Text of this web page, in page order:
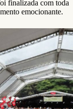
finalizada com toda
emocionante.